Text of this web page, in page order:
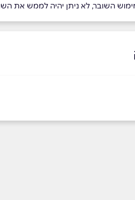
השובר, לא ניתן יהיה לממש את השובר